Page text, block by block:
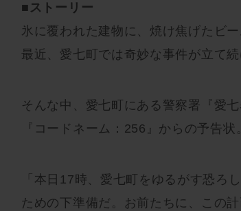
■ストーリー
氷に覆われた建物に、焼け焦げたビ
最近、愛七町では奇妙な事件が立て続
そんな中、愛七町にある警察署『愛
『コードネーム：256』からの予告状
「本日17時、愛七町をゆるがす恐ろ
ための下準備だ。お前たちに、この